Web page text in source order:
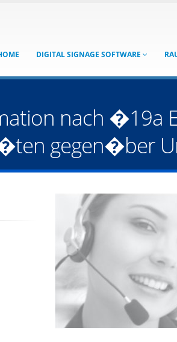
DIGITAL SIGNAGE SOFTWARE
nach �19a
gegen�ber